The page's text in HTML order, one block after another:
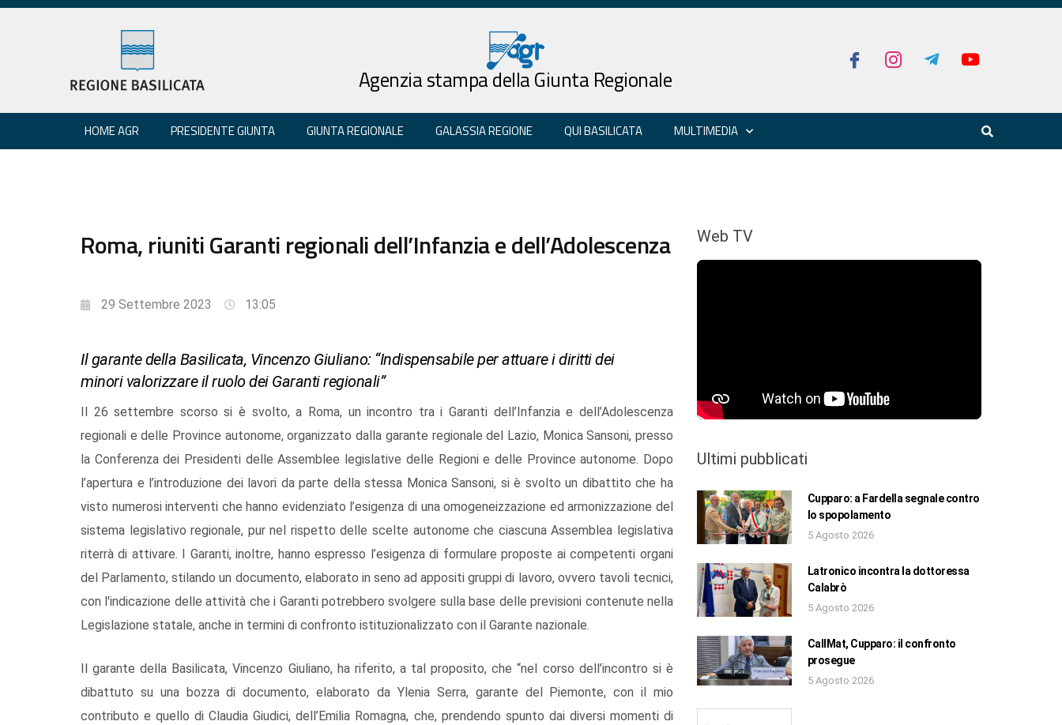
Agenzia stampa della Giunta Regionale
HOME AGR PRESIDENTE GIUNTA GIUNTA REGIONALE GALASSIA REGIONE QUI BASILICATA MULTIMEDIA
Roma, riuniti Garanti regionali dell’Infanzia e dell’Adolescenza
29 Settembre 2023 13:05
Il garante della Basilicata, Vincenzo Giuliano: “Indispensabile per attuare i diritti dei
minori valorizzare il ruolo dei Garanti regionali”
Il 26 settembre scorso si è svolto, a Roma, un incontro tra i Garanti dell’Infanzia e dell’Adolescenza
regionali e delle Province autonome, organizzato dalla garante regionale del Lazio, Monica Sansoni, presso
la Conferenza dei Presidenti delle Assemblee legislative delle Regioni e delle Province autonome. Dopo
l’apertura e l’introduzione dei lavori da parte della stessa Monica Sansoni, si è svolto un dibattito che ha
visto numerosi interventi che hanno evidenziato l’esigenza di una omogeneizzazione ed armonizzazione del
sistema legislativo regionale, pur nel rispetto delle scelte autonome che ciascuna Assemblea legislativa
riterrà di attivare. I Garanti, inoltre, hanno espresso l’esigenza di formulare proposte ai competenti organi
del Parlamento, stilando un documento, elaborato in seno ad appositi gruppi di lavoro, ovvero tavoli tecnici,
con l'indicazione delle attività che i Garanti potrebbero svolgere sulla base delle previsioni contenute nella
Legislazione statale, anche in termini di confronto istituzionalizzato con il Garante nazionale.
Il garante della Basilicata, Vincenzo Giuliano, ha riferito, a tal proposito, che “nel corso dell’incontro si è
dibattuto su una bozza di documento, elaborato da Ylenia Serra, garante del Piemonte, con il mio
contributo e quello di Claudia Giudici, dell’Emilia Romagna, che, prendendo spunto dai diversi momenti di
Web TV
Ultimi pubblicati
Cupparo: a Fardella segnale contro
lo spopolamento
5 Agosto 2026
Latronico incontra la dottoressa
Calabrò
5 Agosto 2026
CallMat, Cupparo: il confronto
prosegue
5 Agosto 2026